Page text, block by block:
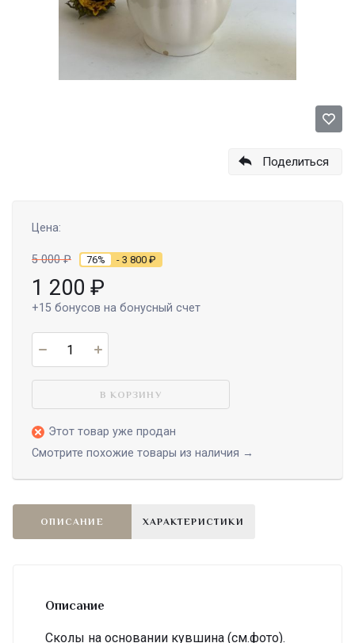
Поделиться
Цена:
5 000₽ 76% - 3 800 ₽
1 200 ₽
+15 бонусов на бонусный счет
В КОРЗИНУ
Этот товар уже продан
Смотрите похожие товары из наличия →
ОПИСАНИЕ ХАРАКТЕРИСТИКИ
Описание
Сколы на основании кувшина (см.фото).